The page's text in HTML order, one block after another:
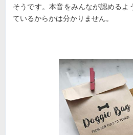
そうです。本音をみんなが認めるよ
ているからかは分かりません。